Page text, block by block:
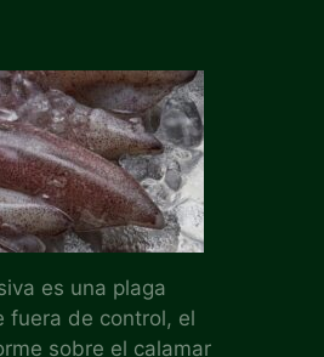
es una plaga
fuera de control, el
sobre el calamar